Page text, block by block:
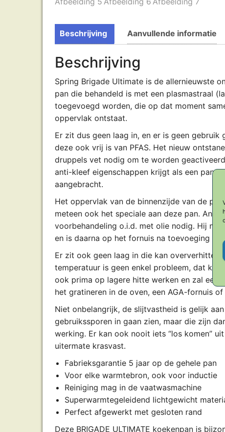
Beschrijving Aanvullende informatie
Beschrijving
Spring Brigade Ultimate is de allernieuwste
pan die behandeld is met een plasmastraal
toegevoegd worden, die op dat moment
oppervlak ontstaat.
Er zit dus geen laag in, en er is geen
deze ook vrij is van PFAS. Het nieuw
druppels vet nodig om te worden
anti-kleef eigenschappen krijgt als een pan
aangebracht.
Het oppervlak van de binnenzijde van de
meteen ook het speciale aan deze pan.
voorbehandeling o.i.d. met olie nodig. Hij
en is daarna op het fornuis na toevoeging
Er zit ook geen laag in die kan oververhitten,
temperatuur is geen enkel probleem, dat
ook prima op lagere hitte werken en zal
het gratineren in de oven, een AGA-fornuis
Niet onbelangrijk, de slijtvastheid is gelijk
gebruikssporen in gaan zien, maar die zijn
werking. Er kan ook nooit iets “los komen”
uitermate krasvast.
Fabrieksgarantie 5 jaar op de gehele pan
Voor elke warmtebron, ook voor inductie
Reiniging mag in de vaatwasmachine
Superwarmtegeleidend lichtgewicht
Perfect afgewerkt met gesloten rand
Deze BRIGADE ULTIMATE koekenpan is